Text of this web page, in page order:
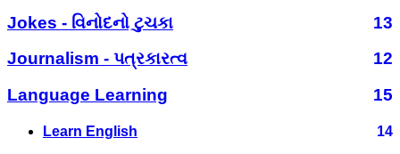
Jokes - વિનોદનો ટુચકા
13
Journalism - પત્રકારત્વ
12
Language Learning
15
Learn English 14